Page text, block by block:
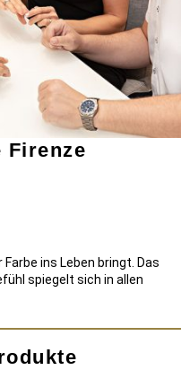
Firenze
ins Leben bringt. Das
spiegelt sich in allen